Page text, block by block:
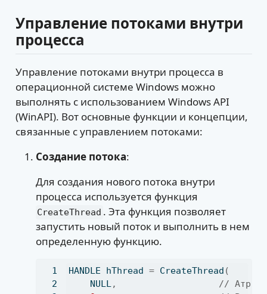
Управление потоками внутри
процесса
Управление потоками внутри процесса в
операционной системе Windows можно
выполнять с использованием Windows API
(WinAPI). Вот основные функции и концепции,
связанные с управлением потоками:
Создание потока:
Для создания нового потока внутри
процесса используется функция
CreateThread . Эта функция позволяет
запустить новый поток и выполнить в нем
определенную функцию.
HANDLE hThread = CreateThread (
    NULL
,
//